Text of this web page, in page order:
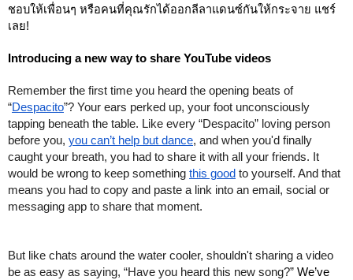
ชอบให้เพื่อนๆ หรือคนที่คุณรักได้ออกลีลาแดนซ์กันให้กระจาย แชร์
เลย!
Introducing a new way to share YouTube videos
Remember the first time you heard the opening beats of
“Despacito”? Your ears perked up, your foot unconsciously
tapping beneath the table. Like every “Despacito” loving person
before you, you can’t help but dance, and when you'd finally
caught your breath, you had to share it with all your friends. It
would be wrong to keep something this good to yourself. And that
means you had to copy and paste a link into an email, social or
messaging app to share that moment.
But like chats around the water cooler, shouldn't sharing a video
be as easy as saying, “Have you heard this new song?” We’ve